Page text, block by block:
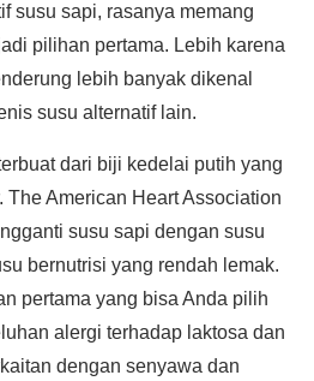
susu sapi, rasanya memang
pilihan pertama. Lebih karena
lebih banyak dikenal
susu alternatif lain.
dari biji kedelai putih yang
American Heart Association
susu sapi dengan susu
bernutrisi yang rendah lemak.
pertama yang bisa Anda pilih
alergi terhadap laktosa dan
dengan senyawa dan